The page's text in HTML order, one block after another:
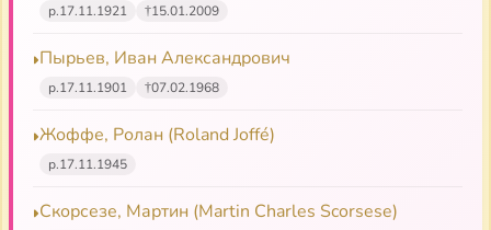
р.17.11.1921 †15.01.2009
Пырьев, Иван Александрович
р.17.11.1901 †07.02.1968
Жоффе, Ролан (Roland Joffé)
р.17.11.1945
Скорсезе, Мартин (Martin Charles Scorsese)